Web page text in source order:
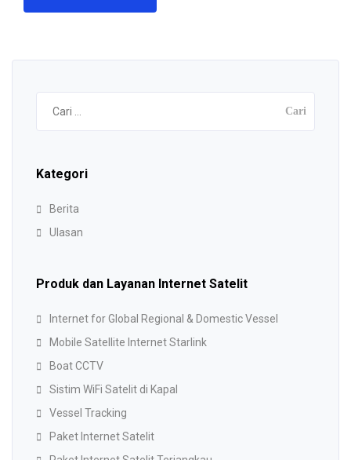
Cari
untuk:
Kategori
Berita
Ulasan
Produk dan Layanan Internet Satelit
Internet for Global Regional & Domestic Vessel
Mobile Satellite Internet Starlink
Boat CCTV
Sistim WiFi Satelit di Kapal
Vessel Tracking
Paket Internet Satelit